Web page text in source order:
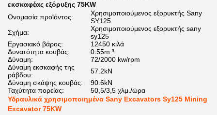
εκσκαφέας εξόρυξης 75KW
Ονομασία προϊόντος:
Χρησιμοποιούμενος εξορυκτής Sany
SY125
Σχήμα:
Χρησιμοποιούμενος εξορυκτής sany
sy125
Εργασιακό βάρος:
12450 κιλά
Δυνατότητα κουβάς:
0.55m ³
Δύναμη:
72/2000 kw/rpm
Δύναμη εκσκαφής της
ράβδου:
57.2kN
Δύναμη σκάψης κουβάς:
90.6kN
Ταχύτητα πορείας:
50,5/3,5 χλμ./ώρα
Υδραυλικά χρησιμοποιημένα Sany Excavators Sy125 Mining
Excavator 75KW